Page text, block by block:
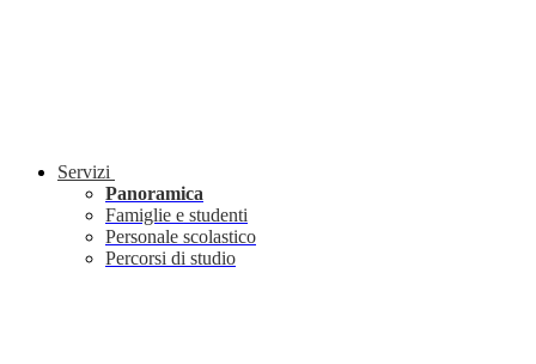
Servizi
Panoramica
Famiglie e studenti
Personale scolastico
Percorsi di studio